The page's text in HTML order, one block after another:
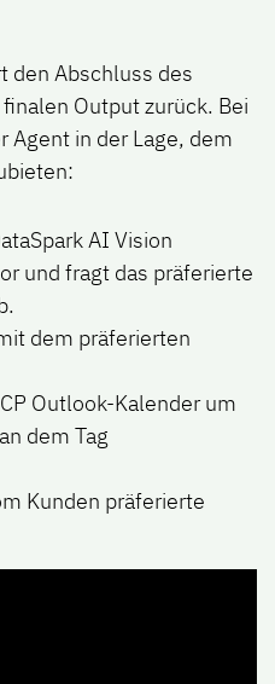
den Abschluss des
Output zurück. Bei
Agent in der Lage, dem
AI Vision
und fragt das präferierte
dem präferierten
Outlook-Kalender um
dem Tag
Kunden präferierte